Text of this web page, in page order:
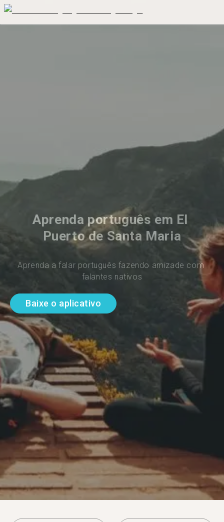
Aprenda português em El
Puerto de Santa Maria
Aprenda a falar português fazendo amizade com
falantes nativos
Baixe o aplicativo